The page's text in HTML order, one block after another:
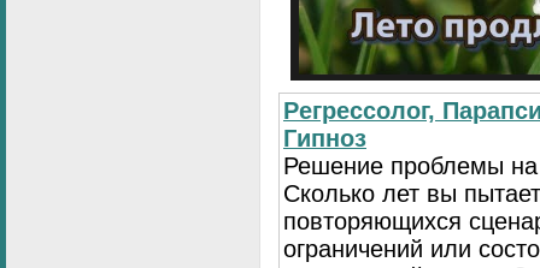
Регрессолог,
Гипноз
Решение проблемы на
Сколько лет вы
повторяющихся
ограничений или